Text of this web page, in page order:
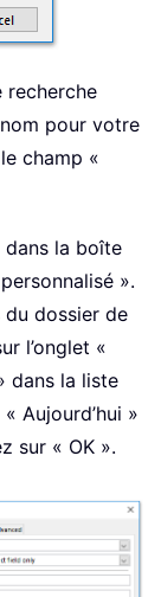
recherche
nom pour votre
champ «
dans la boîte
».
dossier de
l’onglet «
dans la liste
Aujourd’hui »
sur « OK ».